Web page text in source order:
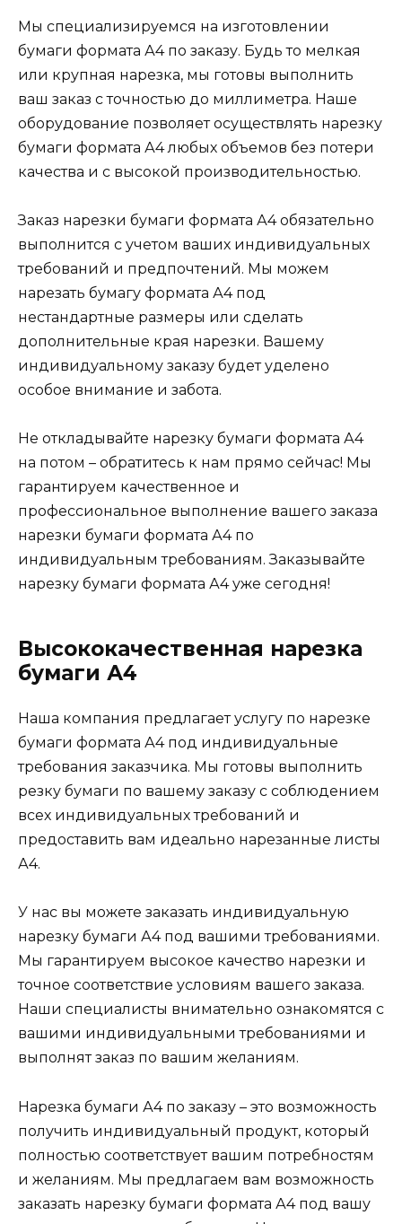
Мы специализируемся на изготовлении
бумаги формата А4 по заказу. Будь то мелкая
или крупная нарезка, мы готовы выполнить
ваш заказ с точностью до миллиметра. Наше
оборудование позволяет осуществлять нарезку
бумаги формата А4 любых объемов без потери
качества и с высокой производительностью.
Заказ нарезки бумаги формата А4 обязательно
выполнится с учетом ваших индивидуальных
требований и предпочтений. Мы можем
нарезать бумагу формата А4 под
нестандартные размеры или сделать
дополнительные края нарезки. Вашему
индивидуальному заказу будет уделено
особое внимание и забота.
Не откладывайте нарезку бумаги формата А4
на потом – обратитесь к нам прямо сейчас! Мы
гарантируем качественное и
профессиональное выполнение вашего заказа
нарезки бумаги формата А4 по
индивидуальным требованиям. Заказывайте
нарезку бумаги формата А4 уже сегодня!
Высококачественная нарезка
бумаги А4
Наша компания предлагает услугу по нарезке
бумаги формата А4 под индивидуальные
требования заказчика. Мы готовы выполнить
резку бумаги по вашему заказу с соблюдением
всех индивидуальных требований и
предоставить вам идеально нарезанные листы
А4.
У нас вы можете заказать индивидуальную
нарезку бумаги А4 под вашими требованиями.
Мы гарантируем высокое качество нарезки и
точное соответствие условиям вашего заказа.
Наши специалисты внимательно ознакомятся с
вашими индивидуальными требованиями и
выполнят заказ по вашим желаниям.
Нарезка бумаги А4 по заказу – это возможность
получить индивидуальный продукт, который
полностью соответствует вашим потребностям
и желаниям. Мы предлагаем вам возможность
заказать нарезку бумаги формата А4 под вашу